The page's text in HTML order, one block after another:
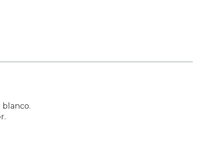
blanco.